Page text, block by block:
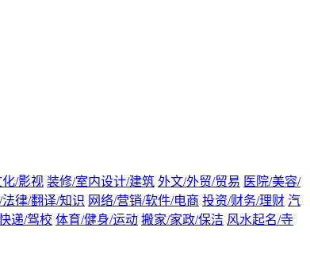
/影视 装修/室内设计/建筑 外文/外贸/贸易 医院/美容/
法律/翻译/知识 网络/营销/软件/电商 投资/财务/理财 汽
递/驾校 体育/健身/运动 搬家/家政/保洁 风水起名/寺